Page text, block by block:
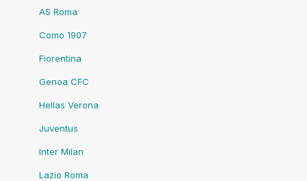
AS Roma
Como 1907
Fiorentina
Genoa CFC
Hellas Verona
Juventus
Inter Milan
Lazio Roma